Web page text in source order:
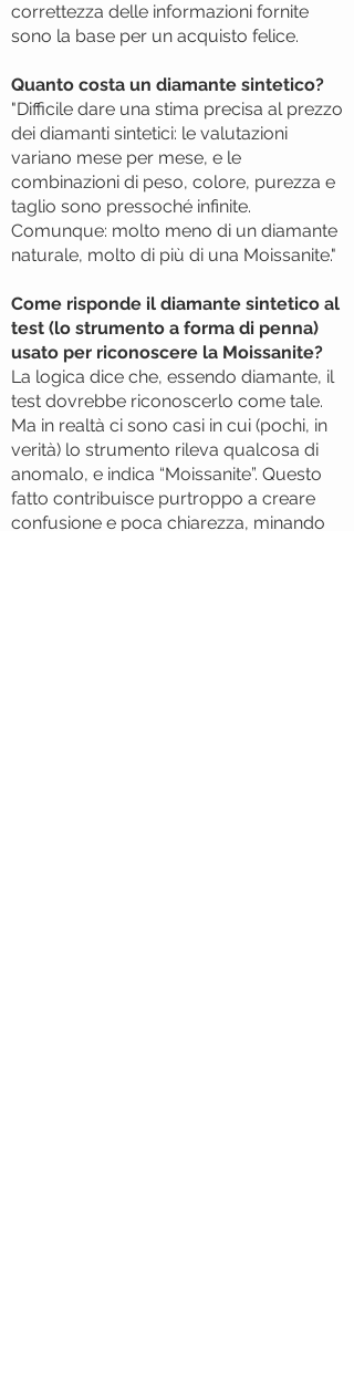
correttezza delle informazioni fornite
sono la base per un acquisto felice.
Quanto costa un diamante sintetico?
"Difficile dare una stima precisa al prezzo
dei diamanti sintetici: le valutazioni
variano mese per mese, e le
combinazioni di peso, colore, purezza e
taglio sono pressoché infinite.
Comunque: molto meno di un diamante
naturale, molto di più di una Moissanite."
Come risponde il diamante sintetico al
test (lo strumento a forma di penna)
usato per riconoscere la Moissanite?
La logica dice che, essendo diamante, il
test dovrebbe riconoscerlo come tale.
Ma in realtà ci sono casi in cui (pochi, in
verità) lo strumento rileva qualcosa di
anomalo, e indica “Moissanite”. Questo
fatto contribuisce purtroppo a creare
confusione e poca chiarezza, minando